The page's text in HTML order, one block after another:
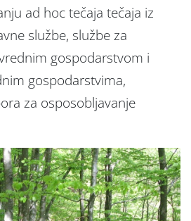
ad hoc tečaja tečaja iz
službe, službe za
gospodarstvom i
gospodarstvima,
za osposobljavanje